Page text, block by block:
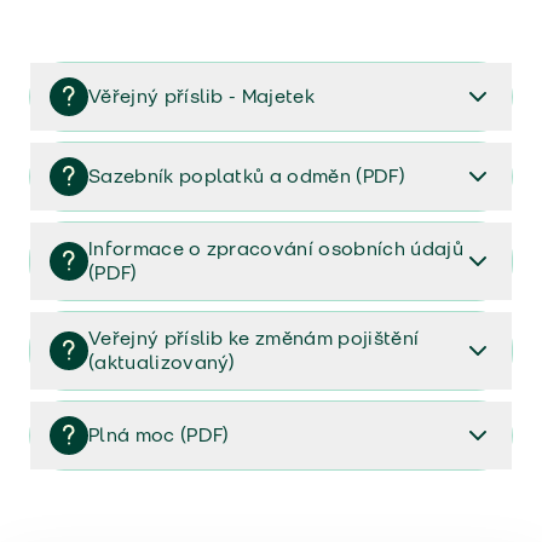
Věřejný příslib - Majetek
Věřejný příslib majetek 2023
Sazebník poplatků a odměn (PDF)
Sazebník poplatků a odměn (PDF)
Informace o zpracování osobních údajů
(PDF)
Informace o zpracování osobních údajů (PDF)
Veřejný příslib ke změnám pojištění
(aktualizovaný)
Veřejný příslib ke změnám pojištění (aktualizovaný)
Plná moc (PDF)